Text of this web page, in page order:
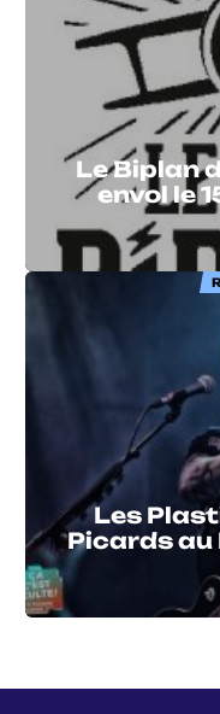
Le Biplan
envol le
Les
Picards au